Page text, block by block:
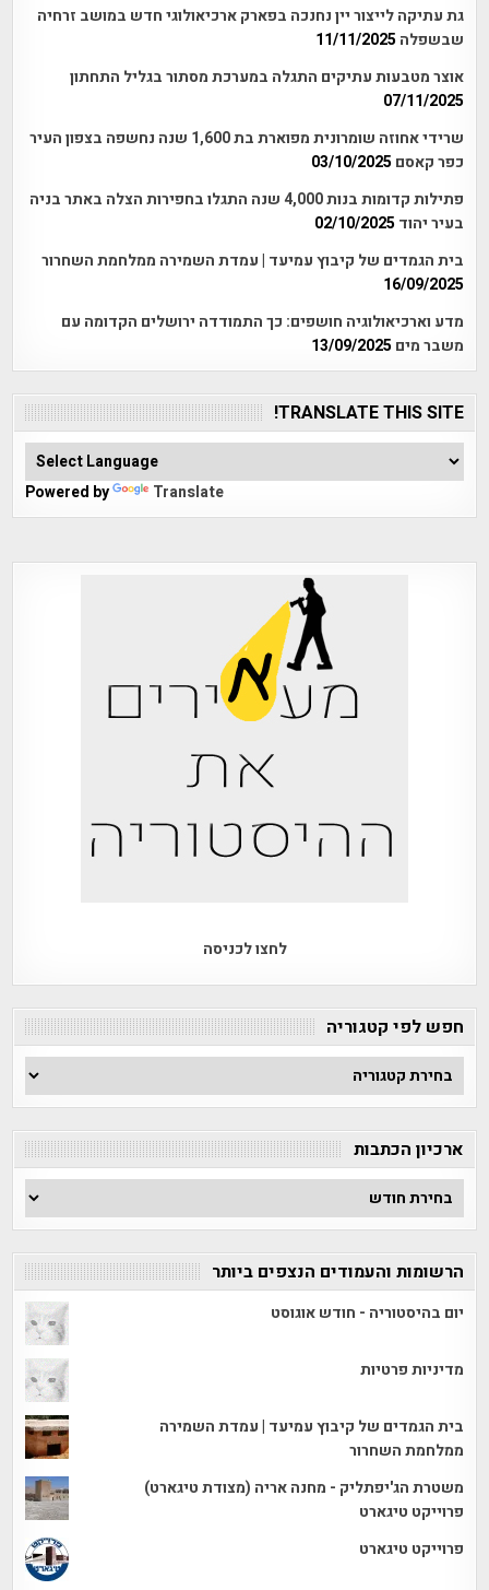
גת עתיקה לייצור יין נחנכה בפארק ארכיאולוגי חדש במושב זרחיה
שבשפלה 11/11/2025
אוצר מטבעות עתיקים התגלה במערכת מסתור בגליל התחתון
07/11/2025
שרידי אחוזה שומרונית מפוארת בת 1,600 שנה נחשפה בצפון העיר
כפר קאסם 03/10/2025
פתילות קדומות בנות 4,000 שנה התגלו בחפירות הצלה באתר בניה
בעיר יהוד 02/10/2025
בית הגמדים של קיבוץ עמיעד | עמדת השמירה ממלחמת השחרור
16/09/2025
מדע וארכיאולוגיה חושפים: כך התמודדה ירושלים הקדומה עם
משבר מים 13/09/2025
TRANSLATE THIS SITE!
Powered by Translate
לחצו לכניסה
חפש לפי קטגוריה
חפש
לפי
קטגוריה
ארכיון הכתבות
ארכיון
הכתבות
הרשומות והעמודים הנצפים ביותר
יום בהיסטוריה - חודש אוגוסט
מדיניות פרטיות
בית הגמדים של קיבוץ עמיעד | עמדת השמירה
ממלחמת השחרור
משטרת הג'יפתליק - מחנה אריה (מצודת טיגארט)
פרוייקט טיגארט
פרוייקט טיגארט